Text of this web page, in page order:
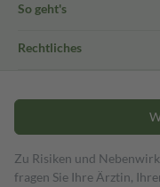
So geht's
Rechtliches
Zu Risiken und
fragen Sie Ihre Ärztin,